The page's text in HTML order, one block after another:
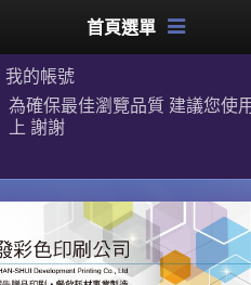
首頁選單
我的帳號
為確保最佳瀏覽品質 建議您使
上 謝謝